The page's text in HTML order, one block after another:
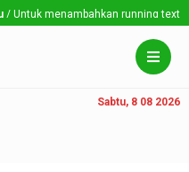
menambahkan running text
Sabtu, 8 08 2026